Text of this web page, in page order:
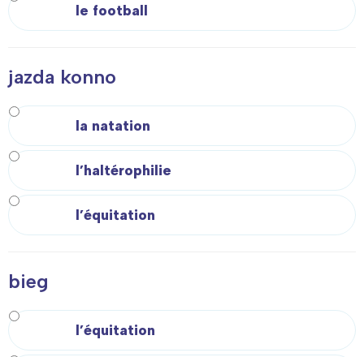
le football
jazda konno
la natation
l’haltérophilie
l’équitation
bieg
l’équitation